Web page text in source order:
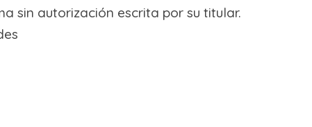
sin autorización escrita por su titular.